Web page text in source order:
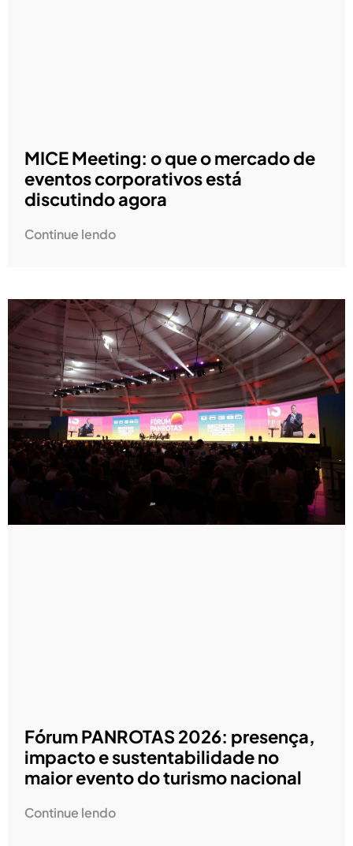
MICE Meeting: o que o mercado de
eventos corporativos está
discutindo agora
Continue lendo
Fórum PANROTAS 2026: presença,
impacto e sustentabilidade no
maior evento do turismo nacional
Continue lendo